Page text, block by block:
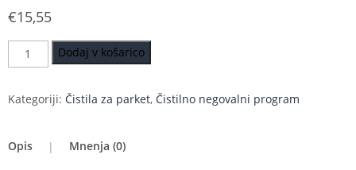
€15,55
Rubio
Monocoat
Care
za
Dodaj v košarico
Kategoriji: Čistila za parket, Čistilno negovalni program
Opis Mnenja (0)